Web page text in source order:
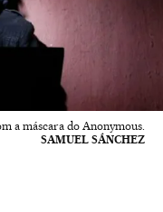
a máscara do Anonymous.
SAMUEL SÁNCHEZ